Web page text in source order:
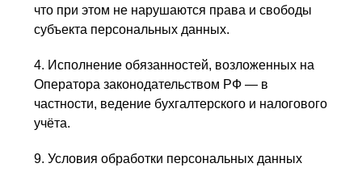
что при этом не нарушаются права и свободы
субъекта персональных данных.
4. Исполнение обязанностей, возложенных на
Оператора законодательством РФ — в
частности, ведение бухгалтерского и налогового
учёта.
9. Условия обработки персональных данных